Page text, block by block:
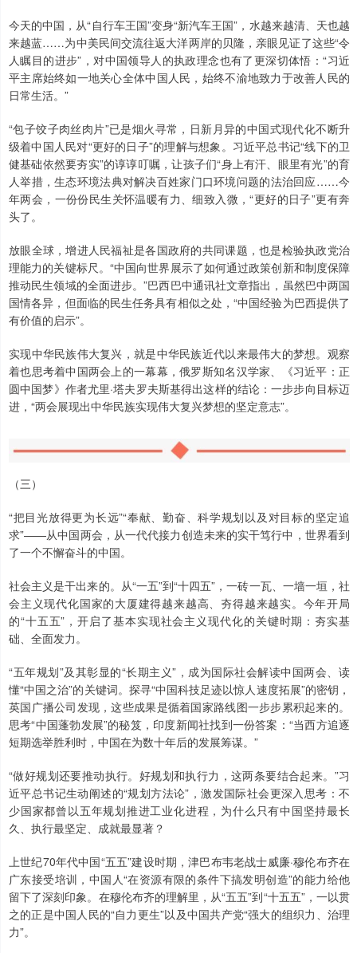
今天的中国，从“自行车王国”变身“新汽车王国”，水越来越清、天也越
来越蓝……为中美民间交流往返大洋两岸的贝隆，亲眼见证了这些“令
人瞩目的进步”，对中国领导人的执政理念也有了更深切体悟：“习近
平主席始终如一地关心全体中国人民，始终不渝地致力于改善人民的
日常生活。”
“包子饺子肉丝肉片”已是烟火寻常，日新月异的中国式现代化不断升
级着中国人民对“更好的日子”的理解与想象。习近平总书记“线下的卫
健基础依然要夯实”的谆谆叮嘱，让孩子们“身上有汗、眼里有光”的育
人举措，生态环境法典对解决百姓家门口环境问题的法治回应……今
年两会，一份份民生关怀温暖有力、细致入微，“更好的日子”更有奔
头了。
放眼全球，增进人民福祉是各国政府的共同课题，也是检验执政党治
理能力的关键标尺。“中国向世界展示了如何通过政策创新和制度保障
推动民生领域的全面进步。”巴西巴中通讯社文章指出，虽然巴中两国
国情各异，但面临的民生任务具有相似之处，“中国经验为巴西提供了
有价值的启示”。
实现中华民族伟大复兴，就是中华民族近代以来最伟大的梦想。观察
着也思考着中国两会上的一幕幕，俄罗斯知名汉学家、《习近平：正
圆中国梦》作者尤里·塔夫罗夫斯基得出这样的结论：一步步向目标迈
进，“两会展现出中华民族实现伟大复兴梦想的坚定意志”。
（三）
“把目光放得更为长远”“奉献、勤奋、科学规划以及对目标的坚定追
求”——从中国两会，从一代代接力创造未来的实干笃行中，世界看到
了一个不懈奋斗的中国。
社会主义是干出来的。从“一五”到“十四五”，一砖一瓦、一墙一垣，社
会主义现代化国家的大厦建得越来越高、夯得越来越实。今年开局
的“十五五”，开启了基本实现社会主义现代化的关键时期：夯实基
础、全面发力。
“五年规划”及其彰显的“长期主义”，成为国际社会解读中国两会、读
懂“中国之治”的关键词。探寻“中国科技足迹以惊人速度拓展”的密钥，
英国广播公司发现，这些成果是循着国家路线图一步步累积起来的。
思考“中国蓬勃发展”的秘笈，印度新闻社找到一份答案：“当西方追逐
短期选举胜利时，中国在为数十年后的发展筹谋。”
“做好规划还要推动执行。好规划和执行力，这两条要结合起来。”习
近平总书记生动阐述的“规划方法论”，激发国际社会更深入思考：不
少国家都曾以五年规划推进工业化进程，为什么只有中国坚持最长
久、执行最坚定、成就最显著？
上世纪70年代中国“五五”建设时期，津巴布韦老战士威廉·穆伦布齐在
广东接受培训，中国人“在资源有限的条件下搞发明创造”的能力给他
留下了深刻印象。在穆伦布齐的理解里，从“五五”到“十五五”，一以贯
之的正是中国人民的“自力更生”以及中国共产党“强大的组织力、治理
力”。